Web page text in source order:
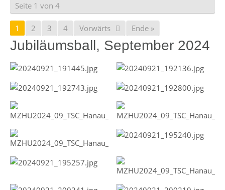
Seite 1 von 4
1 2 3 4 Vorwärts Ende »
Jubiläumsball, September 2024